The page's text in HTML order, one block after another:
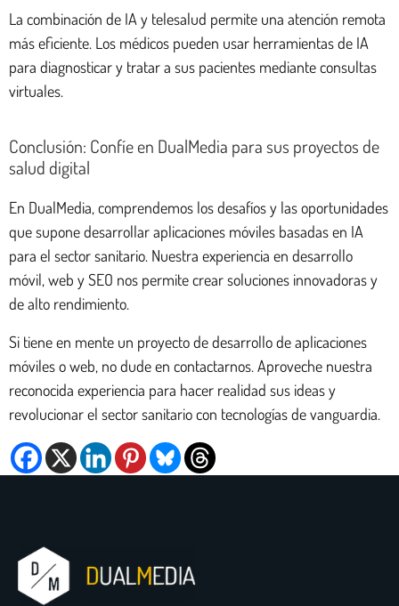
La combinación de IA y telesalud permite una atención remota
más eficiente. Los médicos pueden usar herramientas de IA
para diagnosticar y tratar a sus pacientes mediante consultas
virtuales.
Conclusión: Confíe en DualMedia para sus proyectos de
salud digital
En DualMedia, comprendemos los desafíos y las oportunidades
que supone desarrollar aplicaciones móviles basadas en IA
para el sector sanitario. Nuestra experiencia en desarrollo
móvil, web y SEO nos permite crear soluciones innovadoras y
de alto rendimiento.
Si tiene en mente un proyecto de desarrollo de aplicaciones
móviles o web, no dude en contactarnos. Aproveche nuestra
reconocida experiencia para hacer realidad sus ideas y
revolucionar el sector sanitario con tecnologías de vanguardia.